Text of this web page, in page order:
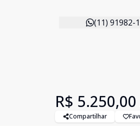
(11) 91982-
R$ 5.250,00
Compartilhar